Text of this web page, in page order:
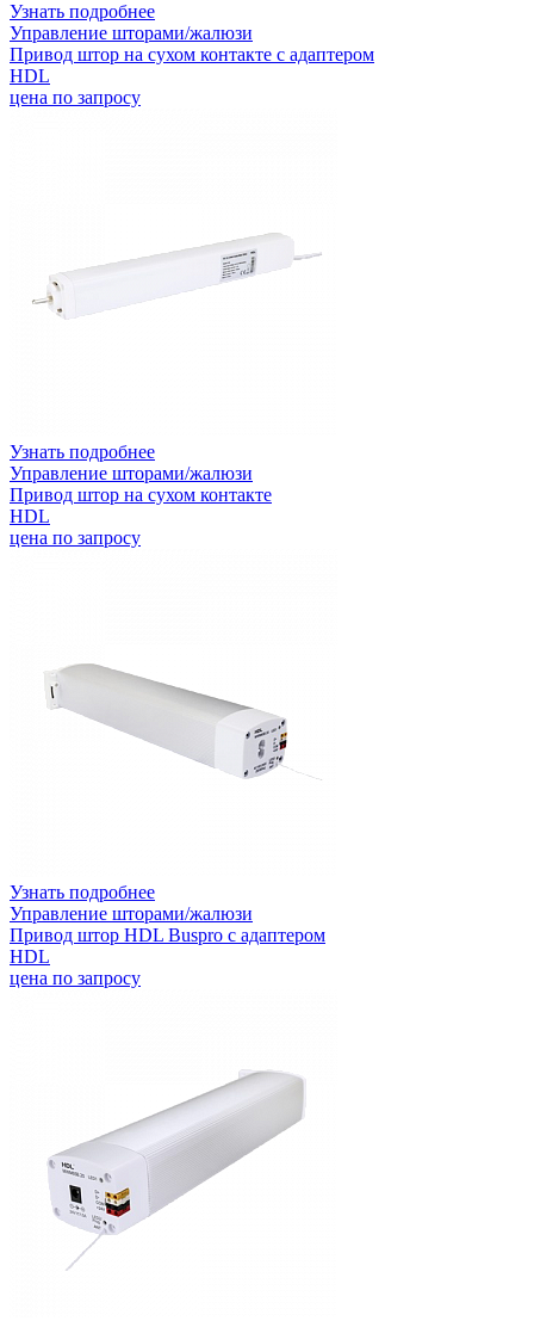
Узнать подробнее
Управление шторами/жалюзи
Привод штор на сухом контакте с адаптером
HDL
цена по запросу
Узнать подробнее
Управление шторами/жалюзи
Привод штор на сухом контакте
HDL
цена по запросу
Узнать подробнее
Управление шторами/жалюзи
Привод штор HDL Buspro с адаптером
HDL
цена по запросу